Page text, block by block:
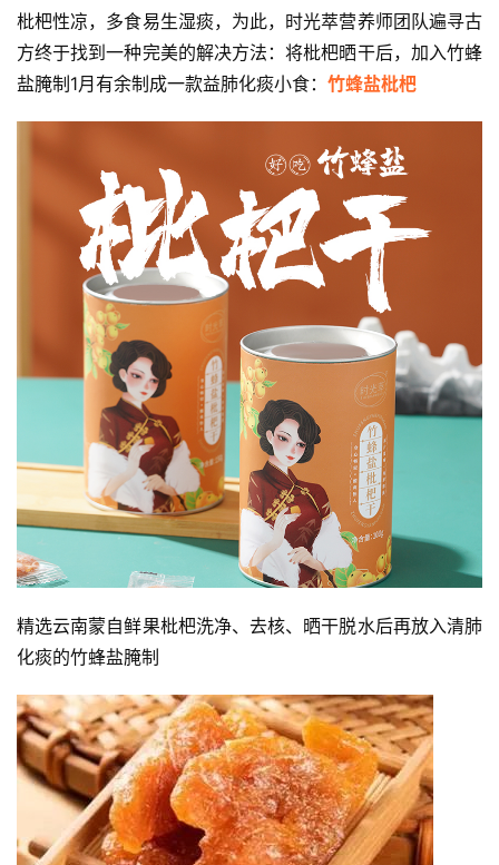
讯
八
僧
音
高
僧
访
谈
心
枇杷性凉，多食易生湿痰，为此，时光萃营养师团队遍寻古
方终于找到一种完美的解决方法：将枇杷晒干后，加入竹蜂
盐腌制1月有余制成一款益肺化痰小食： 竹蜂盐枇杷
精选云南蒙自鲜果枇杷洗净、去核、晒干脱水后再放入清肺
化痰的竹蜂盐腌制